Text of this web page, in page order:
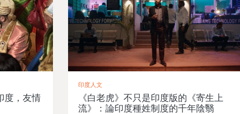
度，友情
印度人文
《白老虎》不只是印度版的《寄生上
流》：論印度種姓制度的千年陰翳